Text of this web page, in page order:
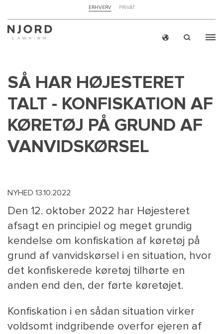
content
TOP
MENU
ERHVERV PRIVAT
SÅ HAR HØJESTERET
TALT - KONFISKATION AF
KØRETØJ PÅ GRUND AF
VANVIDSKØRSEL
NYHED 13.10.2022
Den 12. oktober 2022 har Højesteret
afsagt en principiel og meget grundig
kendelse om konfiskation af køretøj på
grund af vanvidskørsel i en situation, hvor
det konfiskerede køretøj tilhørte en
anden end den, der førte køretøjet.
Konfiskation i en sådan situation virker
voldsomt indgribende overfor ejeren af